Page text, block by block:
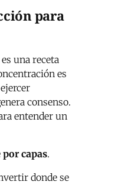
para
una receta
es
consenso.
entender un
por capas.
donde se